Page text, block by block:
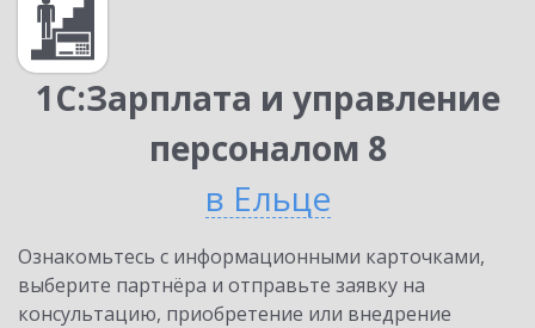
1С:Зарплата и управление
персоналом 8
в Ельце
Ознакомьтесь с информационными карточками,
выберите партнёра и отправьте заявку на
консультацию, приобретение или внедрение